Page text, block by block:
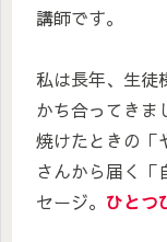
講師です。
私は長年、生徒
かち合ってきま
焼けたときの「
さんから届く「
セージ。 ひとつ